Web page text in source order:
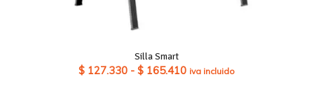
Silla Smart
$ 127.330 - $ 165.410Rango
iva incluido